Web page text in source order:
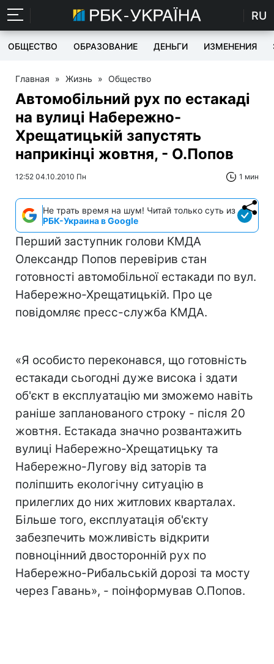
RU
ОБЩЕСТВО ОБРАЗОВАНИЕ ДЕНЬГИ ИЗМЕНЕНИЯ
Главная » Жизнь » Общество
Автомобільний рух по естакаді
на вулиці Набережно-
Хрещатицькій запустять
наприкінці жовтня, - О.Попов
12:52 04.10.2010 Пн 1 мин
Не трать время на шум! Читай только суть из
РБК-Украина в Google
Перший заступник голови КМДА
Олександр Попов перевірив стан
готовності автомобільної естакади по вул.
Набережно-Хрещатицькій. Про це
повідомляє пресс-служба КМДА.
«Я особисто переконався, що готовність
естакади сьогодні дуже висока і здати
об'єкт в експлуатацію ми зможемо навіть
раніше запланованого строку - після 20
жовтня. Естакада значно розвантажить
вулиці Набережно-Хрещатицьку та
Набережно-Лугову від заторів та
поліпшить екологічну ситуацію в
прилеглих до них житлових кварталах.
Більше того, експлуатація об'єкту
забезпечить можливість відкрити
повноцінний двосторонній рух по
Набережно-Рибальській дорозі та мосту
через Гавань», - поінформував О.Попов.